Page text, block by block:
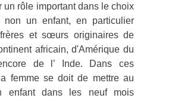
un rôle important dans le choix
non un enfant, en particulier
et sœurs originaires de
africain, d'Amérique du
de l’ Inde. Dans ces
femme se doit de mettre au
enfant dans les neuf mois